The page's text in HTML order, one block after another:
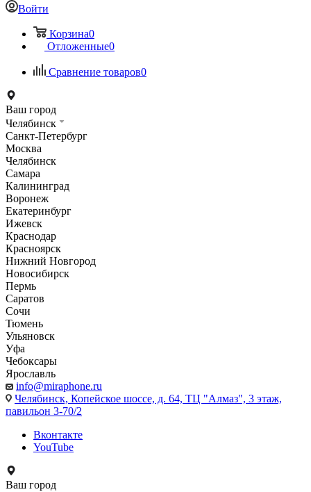
Войти
Корзина0
Отложенные0
Сравнение товаров0
Ваш город
Челябинск
Санкт-Петербург
Москва
Челябинск
Самара
Калининград
Воронеж
Екатеринбург
Ижевск
Краснодар
Красноярск
Нижний Новгород
Новосибирск
Пермь
Саратов
Сочи
Тюмень
Ульяновск
Уфа
Чебоксары
Ярославль
info@miraphone.ru
Челябинск, Копейское шоссе, д. 64, ТЦ "Алмаз", 3 этаж,
павильон 3-70/2
Вконтакте
YouTube
Ваш город